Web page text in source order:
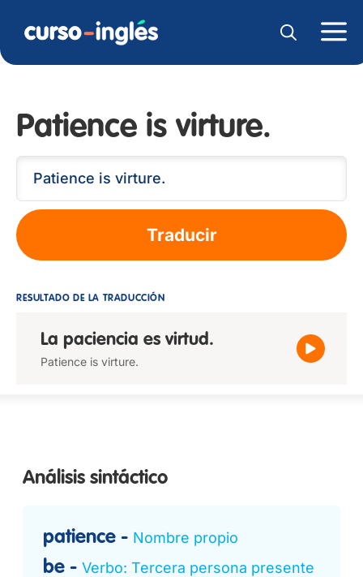
Patience is virture.
Traducir
RESULTADO DE LA TRADUCCIÓN
La paciencia es virtud.
Patience is virture.
Análisis sintáctico
patience Nombre propio
be
Verbo: Tercera persona presente